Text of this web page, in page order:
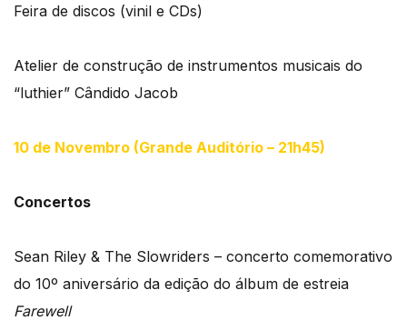
Feira de discos (vinil e CDs)
Atelier de construção de instrumentos musicais do
“luthier” Cândido Jacob
10 de Novembro (Grande Auditório – 21h45)
Concertos
Sean Riley & The Slowriders – concerto comemorativo
do 10º aniversário da edição do álbum de estreia
Farewell